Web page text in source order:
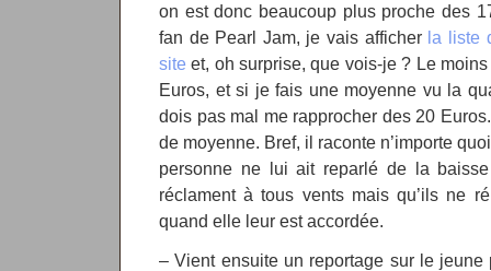
on est donc beaucoup plus proche des
fan de Pearl Jam, je vais afficher la liste
site et, oh surprise, que vois-je ? Le
Euros, et si je fais une moyenne vu la
dois pas mal me rapprocher des 20
de moyenne. Bref, il raconte n’importe
personne ne lui ait reparlé de la
réclament à tous vents mais qu’ils ne
quand elle leur est accordée.
– Vient ensuite un reportage sur le